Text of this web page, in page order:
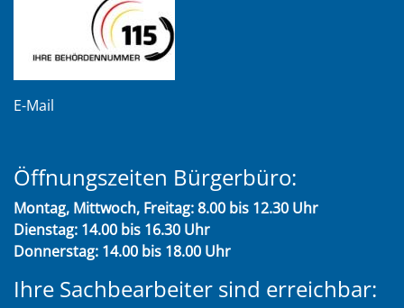
E-Mail
Öffnungszeiten Bürgerbüro:
Montag, Mittwoch, Freitag: 8.00 bis 12.30 Uhr
Dienstag: 14.00 bis 16.30 Uhr
Donnerstag: 14.00 bis 18.00 Uhr
Ihre Sachbearbeiter sind erreichbar: